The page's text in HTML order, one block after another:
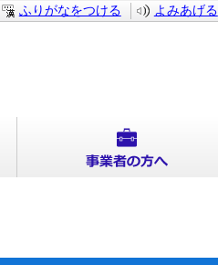
ふりがなをつける よみあげる